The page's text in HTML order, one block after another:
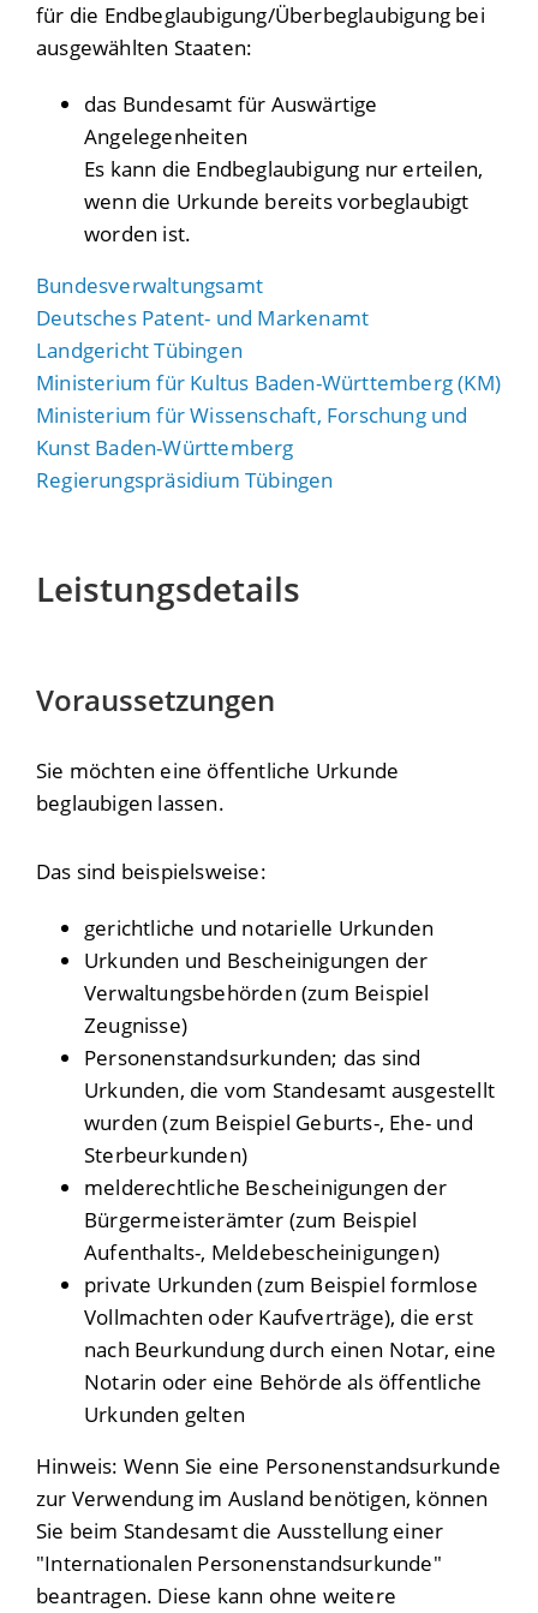
für die Endbeglaubigung/Überbeglaubigung bei
ausgewählten Staaten:
das Bundesamt für Auswärtige
Angelegenheiten
Es kann die Endbeglaubigung nur erteilen,
wenn die Urkunde bereits vorbeglaubigt
worden ist.
Bundesverwaltungsamt
Deutsches Patent- und Markenamt
Landgericht Tübingen
Ministerium für Kultus Baden-Württemberg (KM)
Ministerium für Wissenschaft, Forschung und
Kunst Baden-Württemberg
Regierungspräsidium Tübingen
Leistungsdetails
Voraussetzungen
Sie möchten eine öffentliche Urkunde
beglaubigen lassen.
Das sind beispielsweise:
gerichtliche und notarielle Urkunden
Urkunden und Bescheinigungen der
Verwaltungsbehörden (zum Beispiel
Zeugnisse)
Personenstandsurkunden; das sind
Urkunden, die vom Standesamt ausgestellt
wurden (zum Beispiel Geburts-, Ehe- und
Sterbeurkunden)
melderechtliche Bescheinigungen der
Bürgermeisterämter (zum Beispiel
Aufenthalts-, Meldebescheinigungen)
private Urkunden (zum Beispiel formlose
Vollmachten oder Kaufverträge), die erst
nach Beurkundung durch einen Notar, eine
Notarin oder eine Behörde als öffentliche
Urkunden gelten
Hinweis: Wenn Sie eine Personenstandsurkunde
zur Verwendung im Ausland benötigen, können
Sie beim Standesamt die Ausstellung einer
"Internationalen Personenstandsurkunde"
beantragen. Diese kann ohne weitere